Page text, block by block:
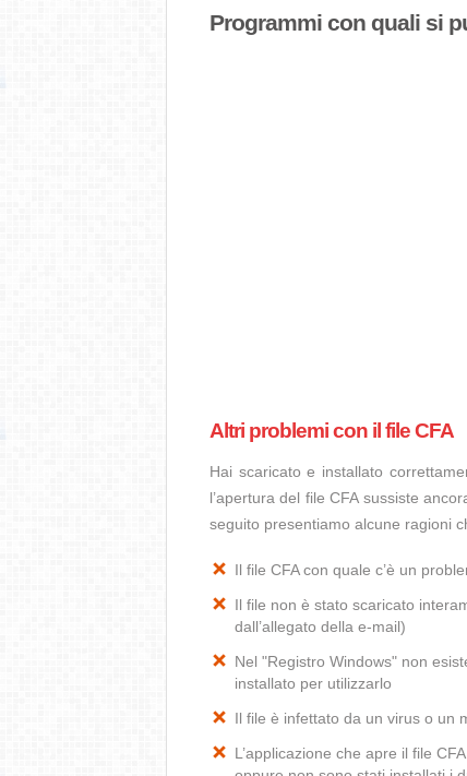
Programmi con quali si
Altri problemi con il file CFA
Hai scaricato e installato
l’apertura del file CFA sussiste
seguito presentiamo alcune ragioni
Il file CFA con quale c’è un
Il file non è stato scaricato
dall’allegato della e-mail)
Nel "Registro Windows" non
installato per utilizzarlo
Il file è infettato da un virus o un
L’applicazione che apre il file